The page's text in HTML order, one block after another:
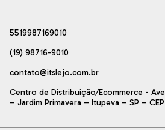
5519987169010
(19) 98716-9010
contato@itslejo.com.br
Centro de Distribuição/Ecommerce -
– Jardim Primavera – Itupeva – SP –